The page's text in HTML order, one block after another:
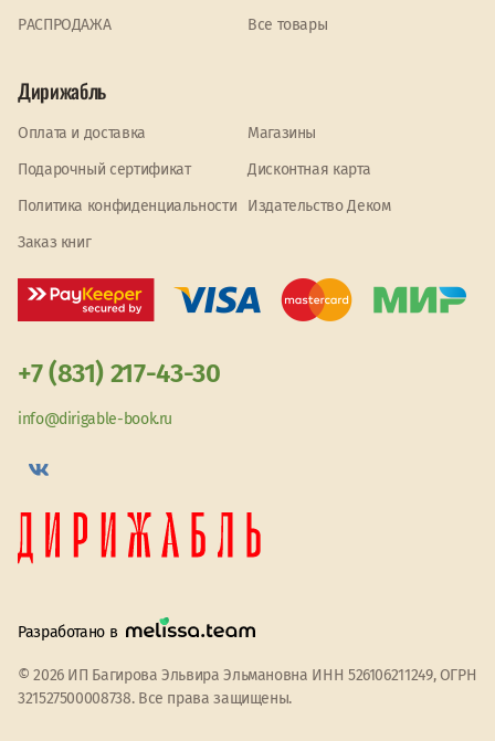
PАСПРОДАЖА
Все товары
Дирижабль
Оплата и доставка
Магазины
Подарочный сертификат
Дисконтная карта
Политика конфиденциальности
Издательство Деком
Заказ книг
+7 (831) 217-43-30
info@dirigable-book.ru
Разработано в
© 2026 ИП Багирова Эльвира Эльмановна ИНН 526106211249, ОГРН
321527500008738. Все права защищены.